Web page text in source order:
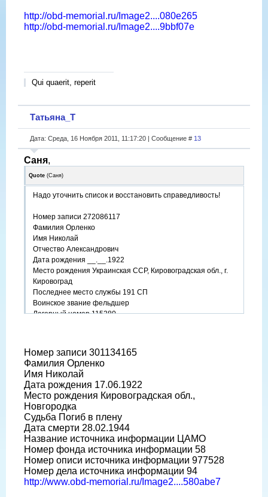
http://obd-memorial.ru/Image2....080e265
http://obd-memorial.ru/Image2....9bbf07e
Qui quaerit, reperit
Татьяна_Т
Дата: Среда, 16 Ноября 2011, 11:17:20 | Сообщение # 13
Саня,
Quote (Саня)
Надо уточнить список и восстановить справедливость!
Номер записи 272086117
Фамилия Орленко
Имя Николай
Отчество Александрович
Дата рождения __.__.1922
Место рождения Украинская ССР, Кировоградская обл., г.
Кировоград
Последнее место службы 191 СП
Воинское звание фельдшер
Лагерный номер 115280
Судьба попал в плен
Название источника информации ЦАМО
Номер фонда источника информации Картотека
военнопленных офицеров
http://obd-memorial.ru/Image2....4b8ac75
http://obd-memorial.ru/Image2....1a11658
Номер записи 301134165
Фамилия Орленко
Имя Николай
Дата рождения 17.06.1922
Место рождения Кировоградская обл.,
Новгородка
Судьба Погиб в плену
Дата смерти 28.02.1944
Название источника информации ЦАМО
Номер фонда источника информации 58
Номер описи источника информации 977528
Номер дела источника информации 94
http://www.obd-memorial.ru/Image2....580abe7